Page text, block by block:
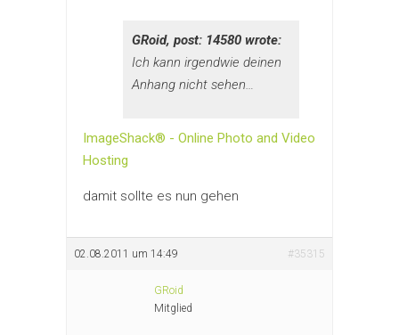
GRoid, post: 14580 wrote:
Ich kann irgendwie deinen
Anhang nicht sehen…
ImageShack® - Online Photo and Video
Hosting
damit sollte es nun gehen
02.08.2011 um 14:49 #35315
GRoid
Mitglied